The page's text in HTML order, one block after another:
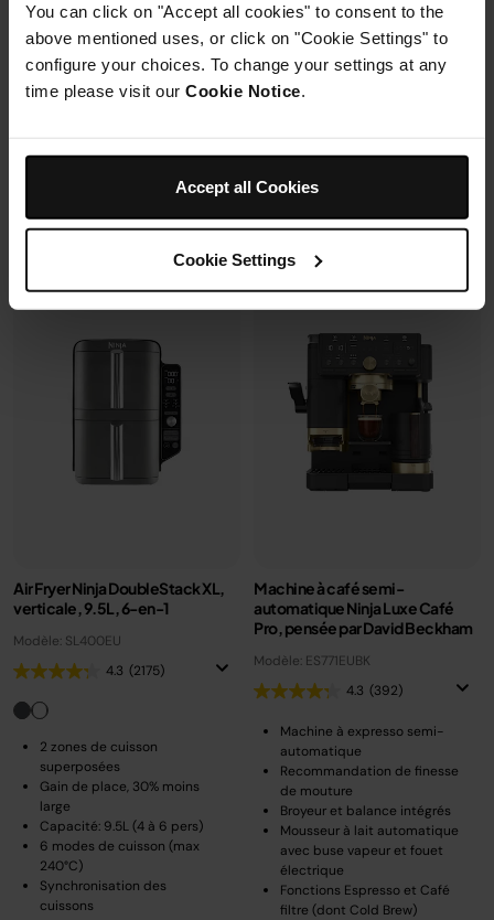
You can click on "Accept all cookies" to consent to the
above mentioned uses, or click on "Cookie Settings" to
configure your choices. To change your settings at any
time please visit our Cookie Notice.
Accept all Cookies
Cookie Settings
349,99 €
avec un même récipient.
Modulaire, compact, facile à
ranger et emporter.
Air Fryer Ninja DoubleStack XL,
verticale, 9.5L, 6-en-1
Modèle: SL400EU
4.3 (2175)
2 zones de cuisson
superposées
Gain de place, 30% moins
large
Capacité: 9.5L (4 à 6 pers)
6 modes de cuisson (max
240°C)
Synchronisation des
cuissons
Machine à café semi-
automatique Ninja Luxe Café
Pro, pensée par David Beckham
Modèle: ES771EUBK
4.3 (392)
Machine à expresso semi-
automatique
Recommandation de finesse
de mouture
Broyeur et balance intégrés
Mousseur à lait automatique
avec buse vapeur et fouet
électrique
Fonctions Espresso et Café
filtre (dont Cold Brew)